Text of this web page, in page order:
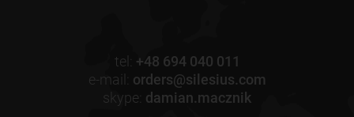
tel: +48 694 040 011
e-mail: orders@silesius.com
skype: damian.macznik